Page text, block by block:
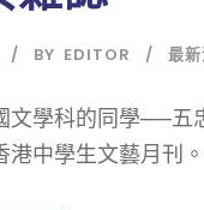
BY EDITOR 最
文學科的同學──五
港中學生文藝月刊。